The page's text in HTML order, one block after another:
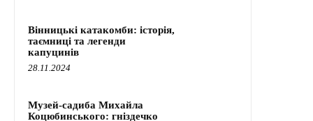
Вінницькі катакомби: історія,
таємниці та легенди
капуцинів
28.11.2024
Музей-садиба Михайла
Коцюбинського: гніздечко